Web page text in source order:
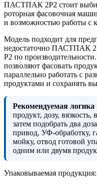
ПАСТПАК 2Р2 стоит
роторная фасовочная
и возможностью работы с
Модель подходит для
недостаточно ПАСТПАК
Р2 по
позволяют фасовать
параллельно работать с
продуктами и сохранять
Рекомендуемая логика
продукт, дозу,
затем подобрать два
привод, УФ-обработку,
мойку, отвод готовой
одним или двумя
Упаковываемая продукция: